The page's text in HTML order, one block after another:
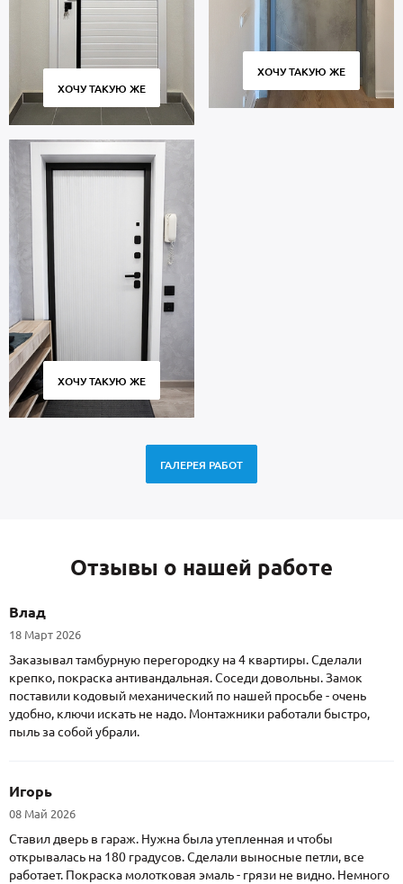
ХОЧУ ТАКУЮ ЖЕ
ХОЧУ ТАКУЮ ЖЕ
ХОЧУ ТАКУЮ ЖЕ
ГАЛЕРЕЯ РАБОТ
Отзывы о нашей работе
Влад
18 Март 2026
Заказывал тамбурную перегородку на 4 квартиры. Сделали
крепко, покраска антивандальная. Соседи довольны. Замок
поставили кодовый механический по нашей просьбе - очень
удобно, ключи искать не надо. Монтажники работали быстро,
пыль за собой убрали.
Игорь
08 Май 2026
Ставил дверь в гараж. Нужна была утепленная и чтобы
открывалась на 180 градусов. Сделали выносные петли, все
работает. Покраска молотковая эмаль - грязи не видно. Немного